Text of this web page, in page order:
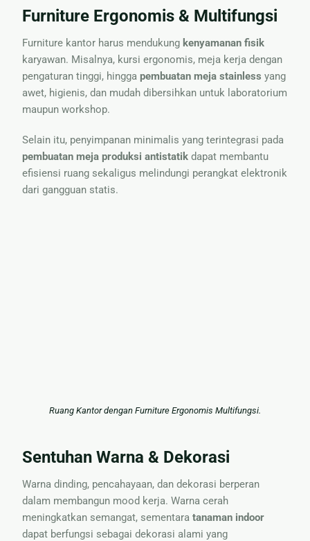
Furniture Ergonomis & Multifungsi
Furniture kantor harus mendukung kenyamanan fisik
karyawan. Misalnya, kursi ergonomis, meja kerja dengan
pengaturan tinggi, hinggapembuatan meja stainless yang
awet, higienis, dan mudah dibersihkan untuk laboratorium
maupun workshop.
Selain itu, penyimpanan minimalis yang terintegrasi pada
pembuatan meja produksi antistatik dapat membantu
efisiensi ruang sekaligus melindungi perangkat elektronik
dari gangguan statis.
Ruang Kantor dengan Furniture Ergonomis Multifungsi.
Sentuhan Warna & Dekorasi
Warna dinding, pencahayaan, dan dekorasi berperan
dalam membangun mood kerja. Warna cerah
meningkatkan semangat, sementaratanaman indoor
dapat berfungsi sebagai dekorasi alami yang